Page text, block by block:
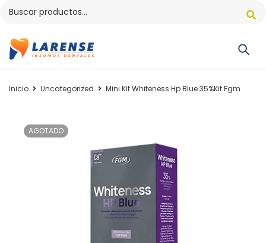
Inicio Uncategorized Mini Kit Whiteness Hp Blue 35%Kit Fgm
AGOTADO